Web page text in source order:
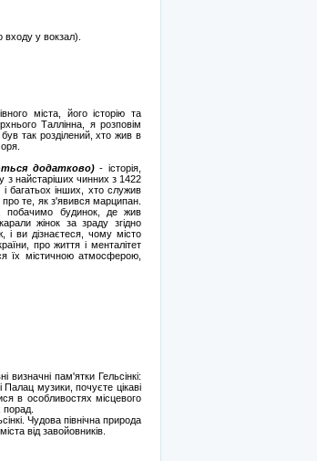
входу у вокзал).
міста, його історію та
Таллінна, я розповім
так розділений, хто жив в
додатково)- історія,
з найстаріших чинних з 1422
багатьох інших, хто служив
про те, як з'явився марципан.
побачимо будинок, де жив
жінок за зраду згідно
і ви дізнаєтеся, чому місто
про життя і менталітет
їх містичною атмосферою,
визначні пам'ятки Гельсінкі:
музики, почуєте цікаві
в особливостях місцевого
порад.
Чудова північна природа
від завойовників.